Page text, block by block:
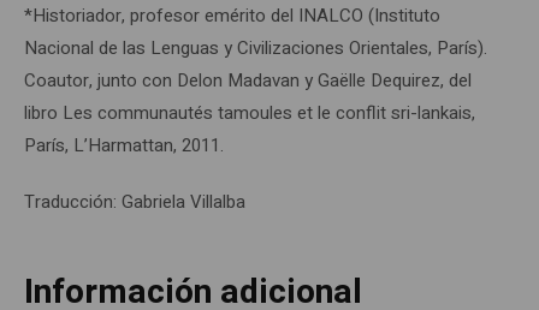
*Historiador, profesor emérito del INALCO (Instituto
Nacional de las Lenguas y Civilizaciones Orientales, París).
Coautor, junto con Delon Madavan y Gaëlle Dequirez, del
libro Les communautés tamoules et le conflit sri-lankais,
París, L’Harmattan, 2011.
Traducción: Gabriela Villalba
Información adicional